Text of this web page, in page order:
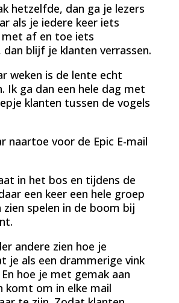
hetzelfde, dan ga je lezers
als je iedere keer iets
af en toe iets
dan blijf je klanten verrassen.
weken is de lente echt
Ik ga dan een hele dag met
klanten tussen de vogels
naartoe voor de Epic E-mail
in het bos en tijdens de
een keer een hele groep
spelen in de boom bij
andere zien hoe je
je als een drammerige vink
hoe je met gemak aan
komt om in elke mail